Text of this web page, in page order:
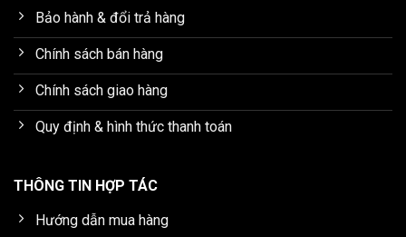
Bảo hành & đổi trả hàng
Chính sách bán hàng
Chính sách giao hàng
Quy định & hình thức thanh toán
THÔNG TIN HỢP TÁC
Hướng dẫn mua hàng